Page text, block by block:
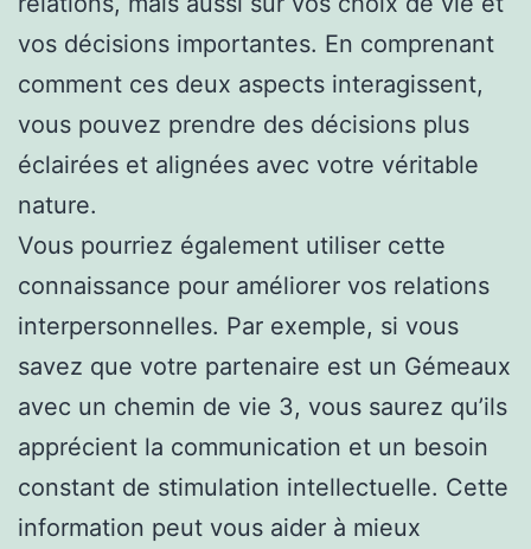
vos décisions importantes. En comprenant
comment ces deux aspects interagissent,
vous pouvez prendre des décisions plus
éclairées et alignées avec votre véritable
nature.
Vous pourriez également utiliser cette
connaissance pour améliorer vos relations
interpersonnelles. Par exemple, si vous
savez que votre partenaire est un Gémeaux
avec un chemin de vie 3, vous saurez qu’ils
apprécient la communication et un besoin
constant de stimulation intellectuelle. Cette
information peut vous aider à mieux